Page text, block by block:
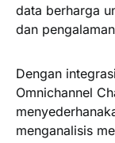
data berharga
dan
Dengan
Omnichannel
menganalisis